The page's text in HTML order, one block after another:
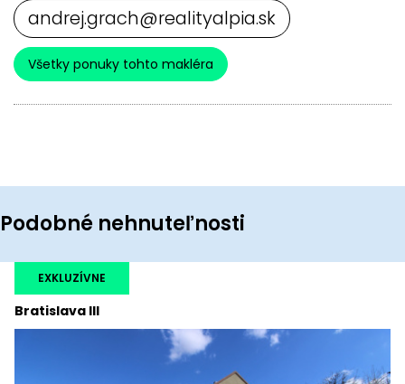
andrej.grach@realityalpia.sk
Všetky ponuky tohto makléra
Podobné nehnuteľnosti
Bratislava III
EXKLUZÍVNE